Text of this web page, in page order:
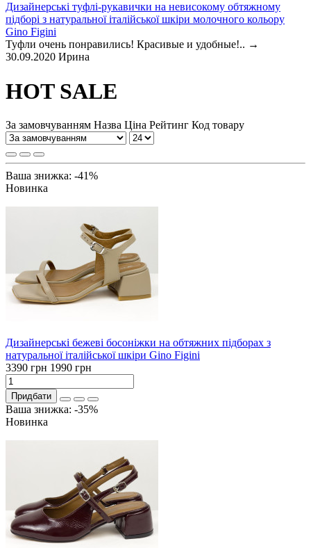
Дизайнерські туфлі-рукавички на невисокому обтяжному
підборі з натуральної італійської шкіри молочного кольору
Gino Figini
Туфли очень понравились! Красивые и удобные!.. →
30.09.2020 Ирина
HOT SALE
За замовчуванням Назва Ціна Рейтинг Код товару
Ваша знижка: -41%
Новинка
Дизайнерські бежеві босоніжки на обтяжних підборах з
натуральної італійської шкіри Gino Figini
3390 грн 1990 грн
Придбати
Ваша знижка: -35%
Новинка